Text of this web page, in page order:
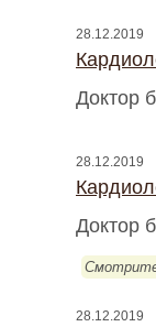
28.12.2019
Доктор
28.12.2019
Доктор
28.12.2019